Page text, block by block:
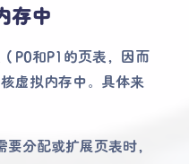
存中
P0和P1的页表，因而
虚拟内存中。具体来
要分配或扩展页表时，